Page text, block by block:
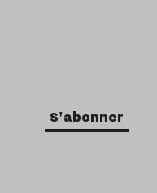
S'abonner